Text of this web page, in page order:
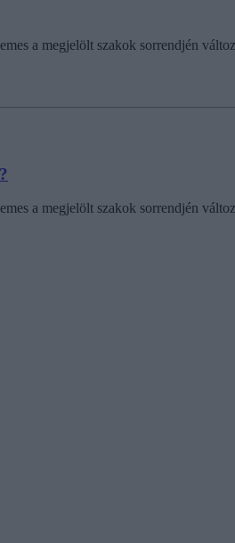
a megjelölt szakok sorrendjén
a megjelölt szakok sorrendjén